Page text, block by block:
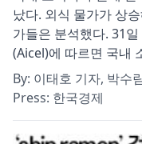
났다. 외식 물가가 상
가들은 분석했다. 31
(Aicel)에 따르면 국내
By: 이태호 기자, 박수
Press: 한국경제